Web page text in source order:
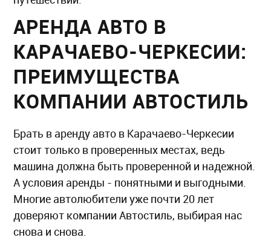
АРЕНДА АВТО В
КАРАЧАЕВО-ЧЕРКЕСИИ:
ПРЕИМУЩЕСТВА
КОМПАНИИ АВТОСТИЛЬ
Брать в аренду авто в Карачаево-Черкесии
стоит только в проверенных местах, ведь
машина должна быть проверенной и надежной.
А условия аренды - понятными и выгодными.
Многие автолюбители уже почти 20 лет
доверяют компании Автостиль, выбирая нас
снова и снова.